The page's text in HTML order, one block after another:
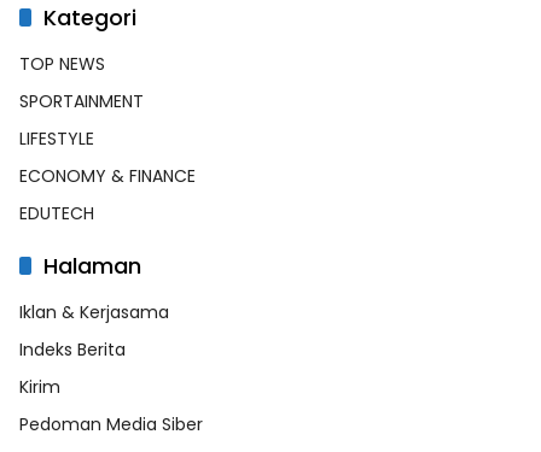
Kategori
TOP NEWS
SPORTAINMENT
LIFESTYLE
ECONOMY & FINANCE
EDUTECH
Halaman
Iklan & Kerjasama
Indeks Berita
Kirim
Pedoman Media Siber